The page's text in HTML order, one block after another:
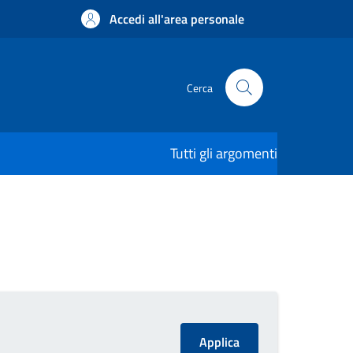
Accedi all'area personale
Cerca
Tutti gli argomenti